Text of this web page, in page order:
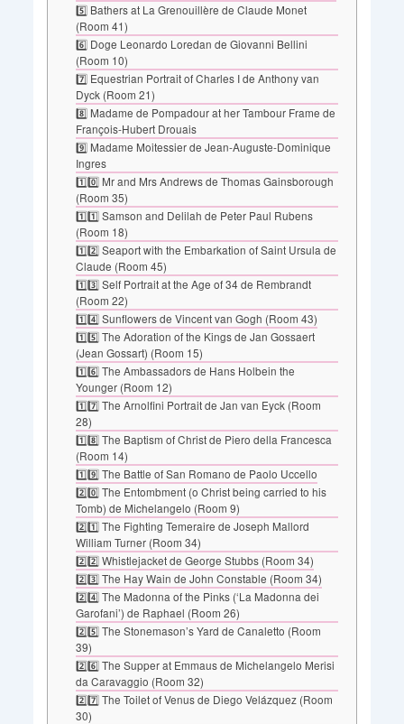
5️⃣ Bathers at La Grenouillère de Claude Monet
(Room 41)
6️⃣ Doge Leonardo Loredan de Giovanni Bellini
(Room 10)
7️⃣ Equestrian Portrait of Charles I de Anthony van
Dyck (Room 21)
8️⃣ Madame de Pompadour at her Tambour Frame de
François-Hubert Drouais
9️⃣ Madame Moitessier de Jean-Auguste-Dominique
Ingres
1️⃣0️⃣ Mr and Mrs Andrews de Thomas Gainsborough
(Room 35)
1️⃣1️⃣ Samson and Delilah de Peter Paul Rubens
(Room 18)
1️⃣2️⃣ Seaport with the Embarkation of Saint Ursula de
Claude (Room 45)
1️⃣3️⃣ Self Portrait at the Age of 34 de Rembrandt
(Room 22)
1️⃣4️⃣ Sunflowers de Vincent van Gogh (Room 43)
1️⃣5️⃣ The Adoration of the Kings de Jan Gossaert
(Jean Gossart) (Room 15)
1️⃣6️⃣ The Ambassadors de Hans Holbein the
Younger (Room 12)
1️⃣7️⃣ The Arnolfini Portrait de Jan van Eyck (Room
28)
1️⃣8️⃣ The Baptism of Christ de Piero della Francesca
(Room 14)
1️⃣9️⃣ The Battle of San Romano de Paolo Uccello
2️⃣0️⃣ The Entombment (o Christ being carried to his
Tomb) de Michelangelo (Room 9)
2️⃣1️⃣ The Fighting Temeraire de Joseph Mallord
William Turner (Room 34)
2️⃣2️⃣ Whistlejacket de George Stubbs (Room 34)
2️⃣3️⃣ The Hay Wain de John Constable (Room 34)
2️⃣4️⃣ The Madonna of the Pinks (‘La Madonna dei
Garofani’) de Raphael (Room 26)
2️⃣5️⃣ The Stonemason’s Yard de Canaletto (Room
39)
2️⃣6️⃣ The Supper at Emmaus de Michelangelo Merisi
da Caravaggio (Room 32)
2️⃣7️⃣ The Toilet of Venus de Diego Velázquez (Room
30)